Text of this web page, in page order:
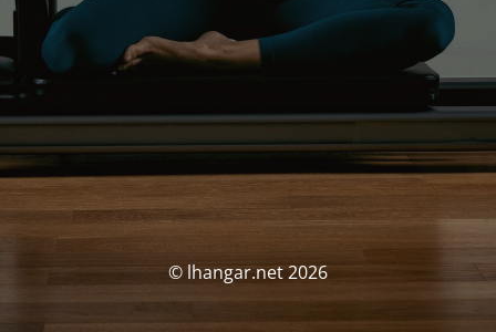
© lhangar.net 2026